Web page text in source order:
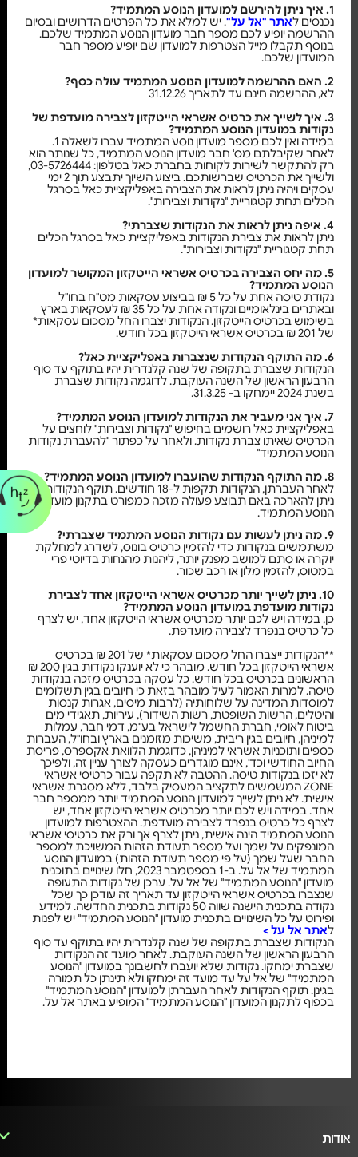
1. איך ניתן להירשם למועדון הנוסע המתמיד?
נכנסים לאתר "אל על". יש למלא את כל הפרטים הדרושים ובסיום
ההרשמה יופיע לכם מספר חבר מועדון הנוסע המתמיד שלכם.
בנוסף תקבלו מייל הצטרפות למועדון שם יופיע מספר חבר
המועדון שלכם.
2. האם ההרשמה למועדון הנוסע המתמיד עולה כסף?
לא, ההרשמה חינם עד לתאריך 31.12.26
3. איך לשייך את כרטיס אשראי הייטקזון לצבירה מועדפת של
נקודות במועדון הנוסע המתמיד?
במידה ואין לכם מספר מועדון נוסע המתמיד עברו לשאלה 1.
לאחר שקיבלתם מס' חבר מועדון הנוסע המתמיד, כל שנותר הוא
רק להתקשר לשירות לקוחות בחברת כאל בטלפון: 03-5726444,
ולשייך את הכרטיס שברשותכם. ביצוע השיוך יתבצע תוך 2 ימי
עסקים ויהיה ניתן לראות את הצבירה באפליקציית כאל בסרגל
הכלים תחת קטגוריית "נקודות וצבירות".
4. איפה ניתן לראות את הנקודות שצברתי?
ניתן לראות את צבירת הנקודות באפליקציית כאל בסרגל הכלים
תחת קטגוריית "נקודות וצבירות".
5. מה יחס הצבירה בכרטיס אשראי הייטקזון המקושר למועדון
הנוסע המתמיד?
נקודת טיסה אחת על כל 5 ₪ בביצוע עסקאות מט"ח בחו"ל
ובאתרים בינלאומיים ונקודה אחת על כל 35 ₪ לעסקאות בארץ
בשימוש בכרטיס הייטקזון. הנקודות יצברו החל מסכום עסקאות*
של 201 ₪ בכרטיס אשראי הייטקזון בכל חודש.
6. מה התוקף הנקודות שנצברות באפליקציית כאל?
הנקודות שצברת בתקופה של שנה קלנדרית יהיו בתוקף עד סוף
הרבעון הראשון של השנה העוקבת. לדוגמה נקודות שצברת
בשנת 2024 יימחקו ב- 31.3.25.
7. איך אני מעביר את הנקודות למועדון הנוסע המתמיד?
באפליקציית כאל רושמים בחיפוש "נקודות וצבירות" לוחצים על
הכרטיס שאיתו צברת נקודות. ולאחר על כפתור "להעברת נקודות
הנוסע המתמיד"
8. מה התוקף הנקודות שהועברו למועדון הנוסע המתמיד?
לאחר העברתן, הנקודות תקפות ל-18 חודשים. תוקף הנקודות
ניתן להארכה באם תבוצע פעולה מזכה כמפורט בתקנון מועדון
הנוסע המתמיד.
9. מה ניתן לעשות עם נקודות הנוסע המתמיד שצברתי?
משתמשים בנקודות כדי להזמין כרטיס בונוס, לשדרג למחלקת
יוקרה או סתם למושב מפנק יותר, ליהנות מהנחות בדיוטי פרי
במטוס, להזמין מלון או רכב שכור.
10. ניתן לשייך יותר מכרטיס אשראי הייטקזון אחד לצבירת
נקודות מועדפת במועדון הנוסע המתמיד?
כן, במידה ויש לכם יותר מכרטיס אשראי הייטקזון אחד, יש לצרף
כל כרטיס בנפרד לצבירה מועדפת.
**הנקודות ייצברו החל מסכום עסקאות* של 201 ₪ בכרטיס
אשראי הייטקזון בכל חודש. מובהר כי לא יוענקו נקודות בגין 200 ₪
הראשונים בכרטיס בכל חודש. כל עסקה בכרטיס מזכה בנקודות
טיסה. למרות האמור לעיל מובהר בזאת כי חיובים בגין תשלומים
למוסדות המדינה על שלוחותיה (לרבות מיסים, אגרות קנסות
והיטלים, הרשות השופטת, רשות השידור), עיריות, תאגידי מים
ביטוח לאומי, חברת החשמל לישראל בע"מ, דמי חבר, עמלות
למיניהן, חיובים בגין ריבית, משיכות מזומנים בארץ ובחו"ל, העברות
כספים ותוכניות אשראי למיניהן, כדוגמת הלוואת אקספרס, פריסת
החיוב החודשי וכד', אינם מוגדרים כעסקה לצורך עניין זה, ולפיכך
לא יזכו בנקודות טיסה. ההטבה לא תקפה עבור כרטיסי אשראי
ZONE המשמשים לתקציב המעסיק בלבד, ללא מסגרת אשראי
אישית. לא ניתן לשייך למועדון הנוסע המתמיד יותר ממספר חבר
אחד. במידה ויש לכם יותר מכרטיס אשראי הייטקזון אחד, יש
לצרף כל כרטיס בנפרד לצבירה מועדפת. ההצטרפות למועדון
הנוסע המתמיד הינה אישית, ניתן לצרף אך ורק את כרטיסי אשראי
המונפקים על שמך ועל מספר תעודת הזהות המשויכת למספר
החבר שעל שמך (על פי מספר תעודת הזהות) במועדון הנוסע
המתמיד של אל על. ב-1 בספטמבר 2023, חלו שינויים בתוכנית
מועדון "הנוסע המתמיד" של אל על. ערכן של נקודות התעופה
שנצברו בכרטיס אשראי הייטקזון עד תאריך זה עודכן כך שכל
נקודה בתכנית הישנה שווה 50 נקודות בתכנית החדשה. למידע
ופירוט על כל השינויים בתכנית מועדון "הנוסע המתמיד" יש לפנות
לאתר אל על >
הנקודות שצברת בתקופה של שנה קלנדרית יהיו בתוקף עד סוף
הרבעון הראשון של השנה העוקבת. לאחר מועד זה הנקודות
שצברת ימחקו. נקודות שלא יועברו לחשבונך במועדון "הנוסע
המתמיד" של אל על עד מועד זה ימחקו ולא תינתן כל תמורה
בגינן. תוקף הנקודות לאחר העברתן למועדון "הנוסע המתמיד"
בכפוף לתקנון המועדון "הנוסע המתמיד" המופיע באתר אל על.
אודות